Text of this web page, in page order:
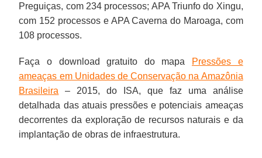
Preguiças, com 234 processos; APA Triunfo do Xingu,
com 152 processos e APA Caverna do Maroaga, com
108 processos.
Faça o download gratuito do mapa
Pressões e
ameaças em Unidades de Conservação na Amazônia
Brasileira – 2015, do ISA, que faz uma análise
detalhada das atuais pressões e potenciais ameaças
decorrentes da exploração de recursos naturais e da
implantação de obras de infraestrutura.